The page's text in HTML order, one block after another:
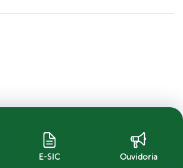
E-SIC Ouvidoria